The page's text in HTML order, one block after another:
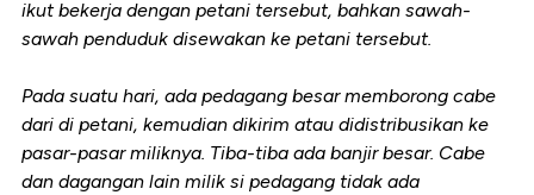
ikut bekerja dengan petani tersebut, bahkan sawah-
sawah penduduk disewakan ke petani tersebut.
Pada suatu hari, ada pedagang besar memborong cabe
dari di petani, kemudian dikirim atau didistribusikan ke
pasar-pasar miliknya. Tiba-tiba ada banjir besar. Cabe
dan dagangan lain milik si pedagang tidak ada